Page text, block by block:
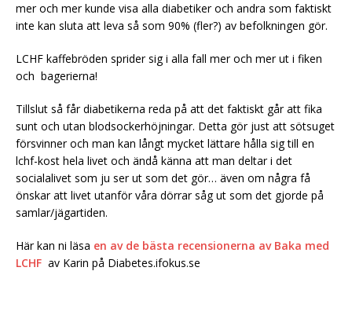
mer och mer kunde visa alla diabetiker och andra som faktiskt
inte kan sluta att leva så som 90% (fler?) av befolkningen gör.
LCHF kaffebröden sprider sig i alla fall mer och mer ut i fiken
och bagerierna!
Tillslut så får diabetikerna reda på att det faktiskt går att fika
sunt och utan blodsockerhöjningar. Detta gör just att sötsuget
försvinner och man kan långt mycket lättare hålla sig till en
lchf-kost hela livet och ändå känna att man deltar i det
socialalivet som ju ser ut som det gör… även om några få
önskar att livet utanför våra dörrar såg ut som det gjorde på
samlar/jägartiden.
Här kan ni läsa en av de bästa recensionerna av Baka med
LCHF av Karin på Diabetes.ifokus.se